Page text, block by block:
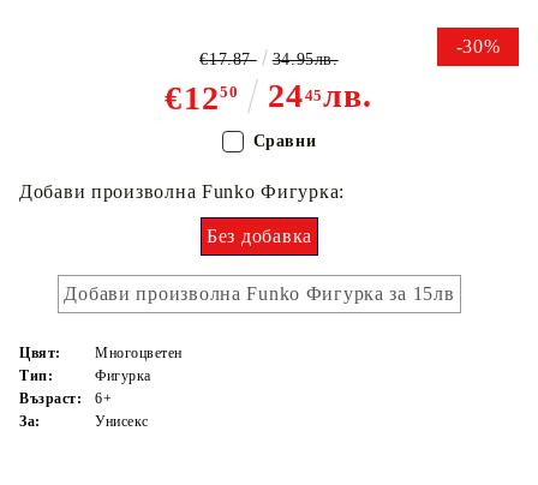
-30%
€1250 2445лв.
€17.87 34.95лв.
Добави произволна Funko Фигурка:
Без добавка
Добави произволна Funko Фигурка за 15лв
Цвят:
Многоцветен
Тип:
Фигурка
Възраст:
6+
За:
Унисекс
Сравни